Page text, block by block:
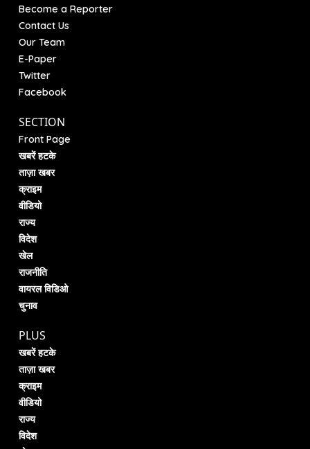
Become a Reporter
Contact Us
Our Team
E-Paper
Twitter
Facebook
SECTION
Front Page
खबरें हटके
ताज़ा खबर
क्राइम
वीडियो
राज्य
विदेश
खेल
राजनीति
वायरल विडिओ
चुनाव
PLUS
खबरें हटके
ताज़ा खबर
क्राइम
वीडियो
राज्य
विदेश